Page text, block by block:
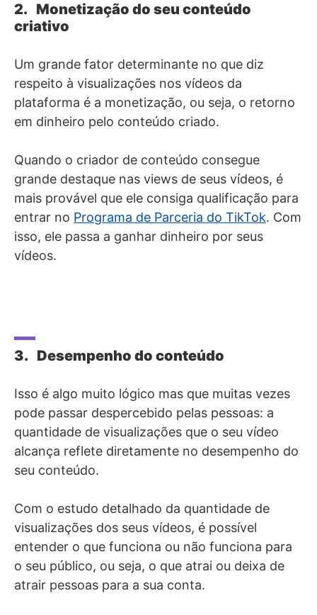
2. Monetização do seu conteúdo
criativo
Um grande fator determinante no que diz
respeito à visualizações nos vídeos da
plataforma é a monetização, ou seja, o retorno
em dinheiro pelo conteúdo criado.
Quando o criador de conteúdo consegue
grande destaque nas views de seus vídeos, é
mais provável que ele consiga qualificação para
entrar no Programa de Parceria do TikTok. Com
isso, ele passa a ganhar dinheiro por seus
vídeos.
3. Desempenho do conteúdo
Isso é algo muito lógico mas que muitas vezes
pode passar despercebido pelas pessoas: a
quantidade de visualizações que o seu vídeo
alcança reflete diretamente no desempenho do
seu conteúdo.
Com o estudo detalhado da quantidade de
visualizações dos seus vídeos, é possível
entender o que funciona ou não funciona para
o seu público, ou seja, o que atrai ou deixa de
atrair pessoas para a sua conta.